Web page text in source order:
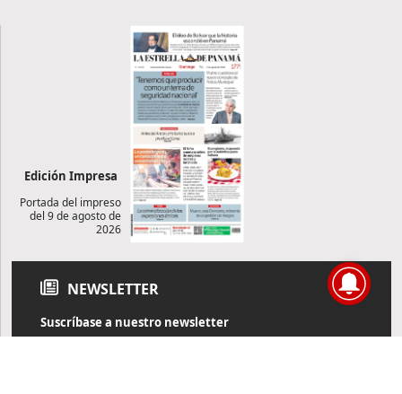
Edición Impresa
Portada del impreso
del 9 de agosto de
2026
NEWSLETTER
Suscríbase a nuestro newsletter
Reciba diariamente información de actualidad directamente en